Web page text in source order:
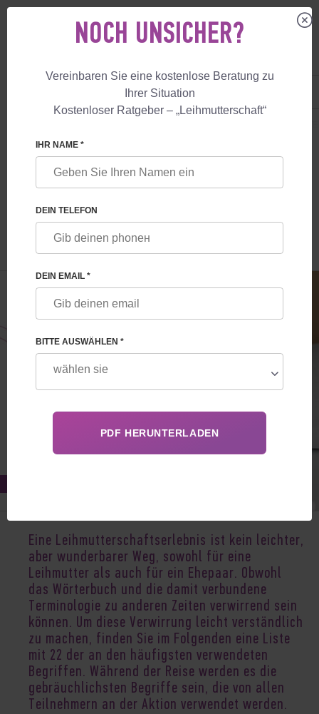
22 WICHTIGE BEGRIFFE DER
LEIHMUTTERSCHAFT - GUIDE FÜR
LEIHMUTTERSCHAFT & ELTERN
Eine Leihmutterschaftserlebnis ist kein leichter,
aber wunderbarer Weg, sowohl für eine
Leihmutter als auch für ein Ehepaar. Obwohl
das Wörterbuch und die damit verbundene
Terminologie zu anderen Zeiten verwirrend sein
können. Um diese Verwirrung leicht verständlich
zu machen, finden Sie im Folgenden eine Liste
mit 22 der an den häufigsten verwendeten
Begriffen. Während der Reise werden es die
gebräuchlichsten Begriffe sein, die von allen
Teilnehmern an der Aktion verwendet werden.
NOCH UNSICHER?
Vereinbaren Sie eine kostenlose Beratung zu
Ihrer Situation
Kostenloser Ratgeber – „Leihmutterschaft“
IHR NAME *
DEIN TELEFON
DEIN EMAIL *
BITTE AUSWÄHLEN *